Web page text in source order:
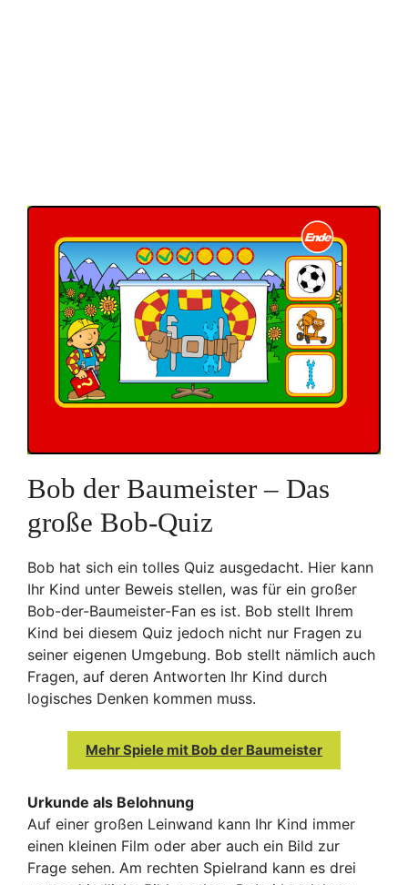
Bob der Baumeister – Das
große Bob-Quiz
Bob hat sich ein tolles Quiz ausgedacht. Hier kann
Ihr Kind unter Beweis stellen, was für ein großer
Bob-der-Baumeister-Fan es ist. Bob stellt Ihrem
Kind bei diesem Quiz jedoch nicht nur Fragen zu
seiner eigenen Umgebung. Bob stellt nämlich auch
Fragen, auf deren Antworten Ihr Kind durch
logisches Denken kommen muss.
Mehr Spiele mit Bob der Baumeister
Urkunde als Belohnung
Auf einer großen Leinwand kann Ihr Kind immer
einen kleinen Film oder aber auch ein Bild zur
Frage sehen. Am rechten Spielrand kann es drei